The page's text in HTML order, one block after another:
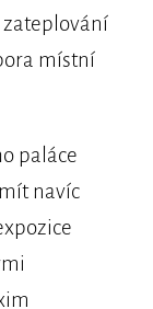
zateplování
místní
paláce
navíc